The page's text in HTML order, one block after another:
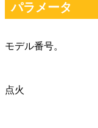
パラメータ
モデル番号。
点火